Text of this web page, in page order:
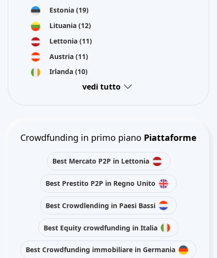
Estonia (19)
Lituania (12)
Lettonia (11)
Austria (11)
Irlanda (10)
vedi tutto
Crowdfunding in primo piano Piattaforme
Best Mercato P2P in Lettonia
Best Prestito P2P in Regno Unito
Best Crowdlending in Paesi Bassi
Best Equity crowdfunding in Italia
Best Crowdfunding immobiliare in Germania